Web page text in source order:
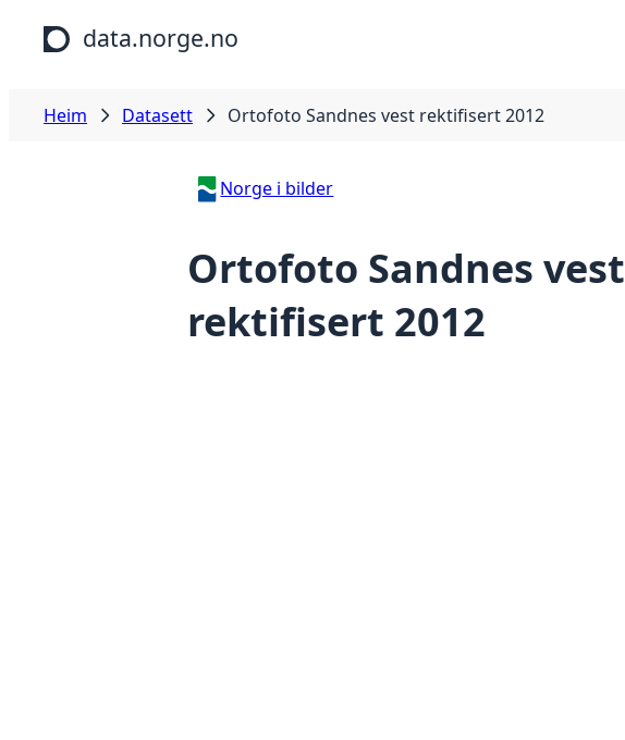
Hopp til hovudinnhald
data.norge.no
Heim Datasett Ortofoto Sandnes vest rektifisert 2012
Norge i bilder
Ortofoto Sandnes vest
rektifisert 2012